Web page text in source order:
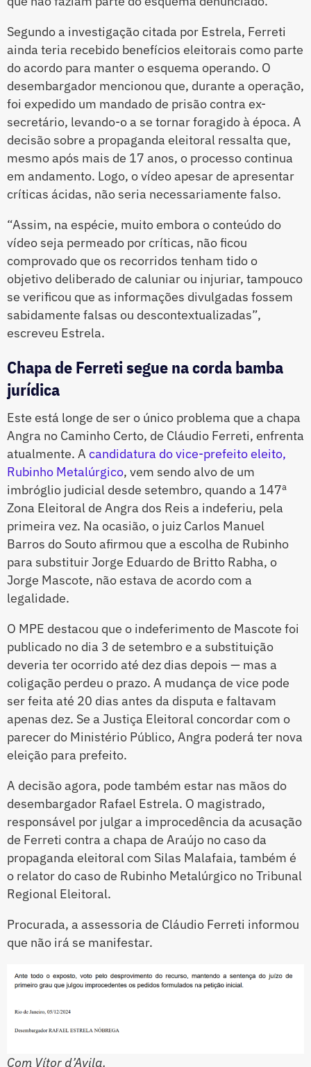
Segundo a investigação citada por Estrela, Ferreti
ainda teria recebido benefícios eleitorais como parte
do acordo para manter o esquema operando. O
desembargador mencionou que, durante a operação,
foi expedido um mandado de prisão contra ex-
secretário, levando-o a se tornar foragido à época. A
decisão sobre a propaganda eleitoral ressalta que,
mesmo após mais de 17 anos, o processo continua
em andamento. Logo, o vídeo apesar de apresentar
críticas ácidas, não seria necessariamente falso.
“Assim, na espécie, muito embora o conteúdo do
vídeo seja permeado por críticas, não ficou
comprovado que os recorridos tenham tido o
objetivo deliberado de caluniar ou injuriar, tampouco
se verificou que as informações divulgadas fossem
sabidamente falsas ou descontextualizadas”,
escreveu Estrela.
Chapa de Ferreti segue na corda bamba
jurídica
Este está longe de ser o único problema que a chapa
Angra no Caminho Certo, de Cláudio Ferreti, enfrenta
atualmente. A candidatura do vice-prefeito eleito,
Rubinho Metalúrgico, vem sendo alvo de um
imbróglio judicial desde setembro, quando a 147ª
Zona Eleitoral de Angra dos Reis a indeferiu, pela
primeira vez. Na ocasião, o juiz Carlos Manuel
Barros do Souto afirmou que a escolha de Rubinho
para substituir Jorge Eduardo de Britto Rabha, o
Jorge Mascote, não estava de acordo com a
legalidade.
O MPE destacou que o indeferimento de Mascote foi
publicado no dia 3 de setembro e a substituição
deveria ter ocorrido até dez dias depois — mas a
coligação perdeu o prazo. A mudança de vice pode
ser feita até 20 dias antes da disputa e faltavam
apenas dez. Se a Justiça Eleitoral concordar com o
parecer do Ministério Público, Angra poderá ter nova
eleição para prefeito.
A decisão agora, pode também estar nas mãos do
desembargador Rafael Estrela. O magistrado,
responsável por julgar a improcedência da acusação
de Ferreti contra a chapa de Araújo no caso da
propaganda eleitoral com Silas Malafaia, também é
o relator do caso de Rubinho Metalúrgico no Tribunal
Regional Eleitoral.
Procurada, a assessoria de Cláudio Ferreti informou
que não irá se manifestar.
Com Vítor d’Avila.